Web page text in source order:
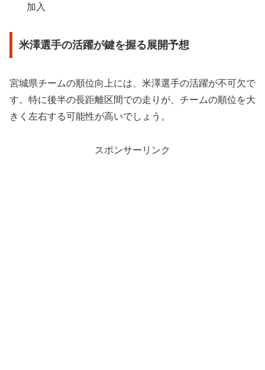
加入
米澤選手の活躍が鍵を握る展開予想
宮城県チームの順位向上には、米澤選手の活躍が不可欠で
す。特に後半の長距離区間での走りが、チームの順位を大
きく左右する可能性が高いでしょう。
スポンサーリンク